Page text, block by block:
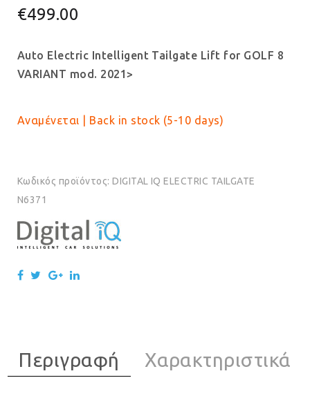
€499.00
Auto Electric Intelligent Tailgate Lift for GOLF 8
VARIANT mod. 2021>
Αναμένεται | Back in stock (5-10 days)
Κωδικός προϊόντος:DIGITAL IQ ELECTRIC TAILGATE
N6371
Περιγραφή Χαρακτηριστικά